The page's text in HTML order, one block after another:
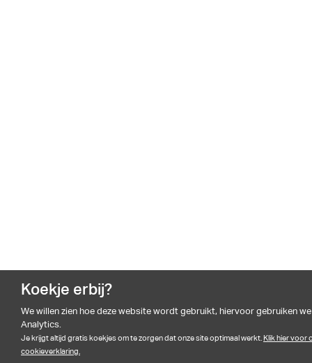
Koekje erbij?
We willen zien hoe deze website wordt gebruikt, hiervoor gebruiken
Analytics.
Je krijgt altijd gratis koekjes om te zorgen dat onze site optimaal werkt.Klik hier voor
cookieverklaring.